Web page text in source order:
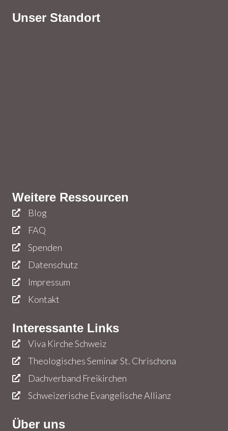
Unser Standort
Weitere Ressourcen
Blog
FAQ
Spenden
Datenschutz
Impressum
Kontakt
Interessante Links
Viva Kirche Schweiz
Theologisches Seminar St. Chrischona
Dachverband Freikirchen
Schweizerische Evangelische Allianz
Über uns